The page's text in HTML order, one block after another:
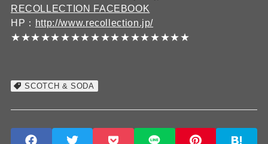
RECOLLECTION FACEBOOK
HP： http://www.recollection.jp/
★★★★★★★★★★★★★★★★★★
SCOTCH & SODA